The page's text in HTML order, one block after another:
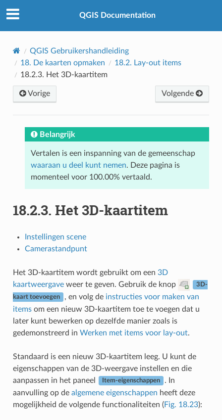
QGIS Documentation
QGIS Gebruikershandleiding
18. De kaarten opmaken 18.2. Lay-out items
18.2.3. Het 3D-kaartitem
Vorige Volgende
Belangrijk
Vertalen is een inspanning van de gemeenschap
waaraan u deel kunt nemen. Deze pagina is
momenteel voor 100.00% vertaald.
18.2.3. Het 3D-kaartitem
Instellingen scene
Camerastandpunt
Het 3D-kaartitem wordt gebruikt om een 3D
kaartweergaveweer te geven. Gebruik de knop 3D-
kaart toevoegen , en volg de instructies voor maken van
itemsom een nieuw 3D-kaartitem toe te voegen dat u
later kunt bewerken op dezelfde manier zoals is
gedemonstreerd in Werken met items voor lay-out.
Standaard is een nieuw 3D-kaartitem leeg. U kunt de
eigenschappen van de 3D-weergave instellen en die
aanpassen in het paneel
Item-eigenschappen
. In
aanvulling op de algemene eigenschappen heeft deze
mogelijkheid de volgende functionaliteiten (Fig. 18.23):